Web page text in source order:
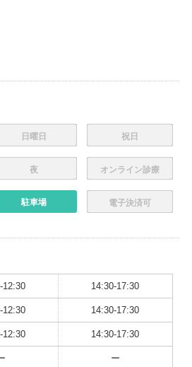
日曜日 祝日
夜 オンライン診療
駐車場 電子決済可
12:30 14:30-17:30
12:30 14:30-17:30
12:30 14:30-17:30
ー